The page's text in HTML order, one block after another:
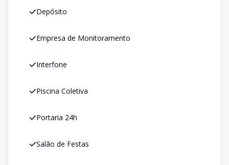
Depósito
Empresa de Monitoramento
Interfone
Piscina Coletiva
Portaria 24h
Salão de Festas